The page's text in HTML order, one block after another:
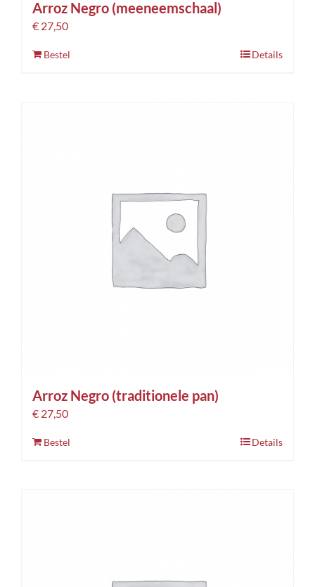
Arroz Negro (meeneemschaal)
€ 27,50
Bestel Details
Arroz Negro (traditionele pan)
€ 27,50
Bestel Details